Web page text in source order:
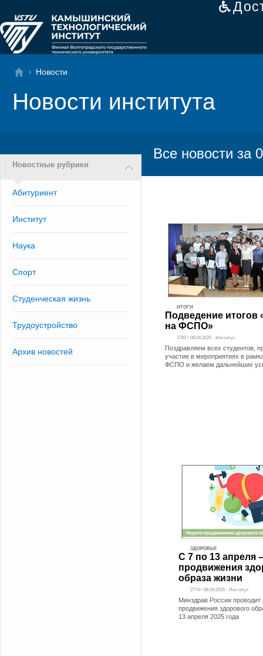
Новости
Новости института
Новостные рубрики
Абитуриент
Институт
Наука
Спорт
Студенческая жизнь
Трудоустройство
Архив новостей
Все новости за
ИТОГИ
Подведение итогов
на ФСПО»
2782 • 08.04.2025 - Институт
Поздравляем всех студентов,
участие в мероприятиях в
ФСПО и желаем дальнейших
ЗДОРОВЬЕ
С 7 по 13 апреля
продвижения
образа жизни
2774 • 08.04.2025 - Институт
Минздрав России проводит
продвижения здорового
13 апреля 2025 года